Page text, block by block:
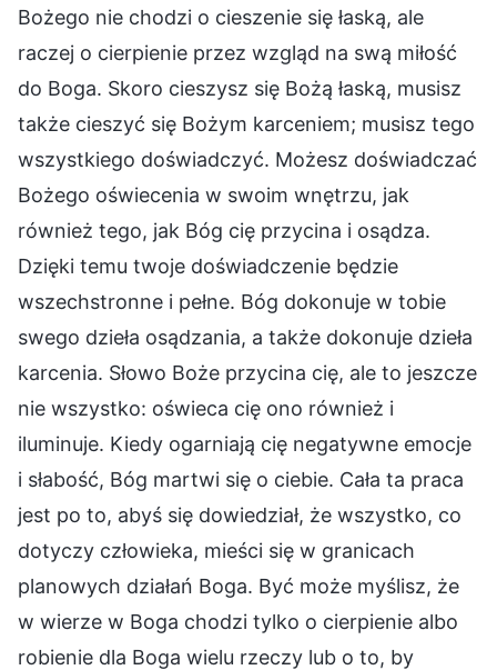
Bożego nie chodzi o cieszenie się łaską, ale
raczej o cierpienie przez wzgląd na swą miłość
do Boga. Skoro cieszysz się Bożą łaską, musisz
także cieszyć się Bożym karceniem; musisz tego
wszystkiego doświadczyć. Możesz doświadczać
Bożego oświecenia w swoim wnętrzu, jak
również tego, jak Bóg cię przycina i osądza.
Dzięki temu twoje doświadczenie będzie
wszechstronne i pełne. Bóg dokonuje w tobie
swego dzieła osądzania, a także dokonuje dzieła
karcenia. Słowo Boże przycina cię, ale to jeszcze
nie wszystko: oświeca cię ono również i
iluminuje. Kiedy ogarniają cię negatywne emocje
i słabość, Bóg martwi się o ciebie. Cała ta praca
jest po to, abyś się dowiedział, że wszystko, co
dotyczy człowieka, mieści się w granicach
planowych działań Boga. Być może myślisz, że
w wierze w Boga chodzi tylko o cierpienie albo
robienie dla Boga wielu rzeczy lub o to, by